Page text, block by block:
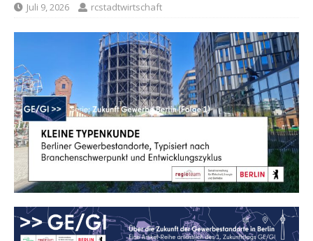
Juli 9, 2026 rcstadtwirtschaft